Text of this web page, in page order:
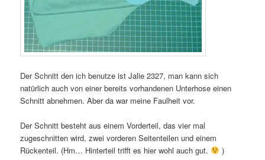
Der Schnitt den ich benutze ist Jalie 2327, man kann sich
natürlich auch von einer bereits vorhandenen Unterhose einen
Schnitt abnehmen. Aber da war meine Faulheit vor.
Der Schnitt besteht aus einem Vorderteil, das vier mal
zugeschnitten wird, zwei vorderen Seitenteilen und einem
Rückenteil. (Hm… Hinterteil trifft es hier wohl auch gut.
)